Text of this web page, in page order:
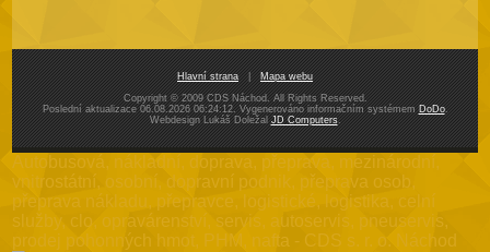
Hlavní strana|Mapa webu
Copyright © 2009 CDS Náchod. All Rights Reserved.
Poslední aktualizace 06.08.2026 06:24:12. Vygenerováno informačním systémemDoDo.
Webdesign Lukáš DoležalJD Computers.
Autobusová, nákladní, doprava, přeprava, mezinárodní,
vnitrostátní, osobní, dopravní podnik, přeprava osob,
přeprava nákladu, přepravce, logistické, logistika, celní
služby, clo, opravárenství, servis, autoservis, pneuservis,
prodej pohonných hmot, PHM, nafta - CDS s. r. o. Náchod